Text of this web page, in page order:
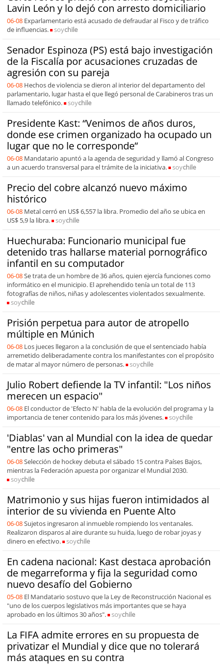
Lavin León y lo dejó con arresto domiciliario
06-08 Exparlamentario está acusado de defraudar al Fisco y de tráfico
de influencias.
soychile
Senador Espinoza (PS) está bajo investigación
de la Fiscalía por acusaciones cruzadas de
agresión con su pareja
06-08 Hechos de violencia se dieron al interior del departamento del
parlamentario, lugar hasta el que llegó personal de Carabineros tras un
llamado telefónico.
soychile
Presidente Kast: “Venimos de años duros,
donde ese crimen organizado ha ocupado un
lugar que no le corresponde”
06-08 Mandatario apuntó a la agenda de seguridad y llamó al Congreso
a un acuerdo transversal para el trámite de la iniciativa.
soychile
Precio del cobre alcanzó nuevo máximo
histórico
06-08 Metal cerró en US$ 6,557 la libra. Promedio del año se ubica en
US$ 5,9 la libra.
soychile
Huechuraba: Funcionario municipal fue
detenido tras hallarse material pornográfico
infantil en su computador
06-08Se trata de un hombre de 36 años, quien ejercía funciones como
informático en el municipio. El aprehendido tenía un total de 113
fotografías de niños, niñas y adolescentes violentados sexualmente.
soychile
Prisión perpetua para autor de atropello
múltiple en Múnich
06-08 Los jueces llegaron a la conclusión de que el sentenciado había
arremetido deliberadamente contra los manifestantes con el propósito
de matar al mayor número de personas.
soychile
Julio Robert defiende la TV infantil: "Los niños
merecen un espacio"
06-08 El conductor de 'Efecto N' habla de la evolución del programa y la
importancia de tener contenido para los más jóvenes.
soychile
'Diablas' van al Mundial con la idea de quedar
"entre las ocho primeras"
06-08Selección de hockey debuta el sábado 15 contra Países Bajos,
mientras la Federación apuesta por organizar el Mundial 2030.
soychile
Matrimonio y sus hijas fueron intimidados al
interior de su vivienda en Puente Alto
06-08Sujetos ingresaron al inmueble rompiendo los ventanales.
Realizaron disparos al aire durante su huida, luego de robar joyas y
dinero en efectivo.
soychile
En cadena nacional: Kast destaca aprobación
de megarreforma y fija la seguridad como
nuevo desafío del Gobierno
05-08 El Mandatario sostuvo que la Ley de Reconstrucción Nacional es
"uno de los cuerpos legislativos más importantes que se haya
aprobado en los últimos 30 años".
soychile
La FIFA admite errores en su propuesta de
privatizar el Mundial y dice que no tolerará
más ataques en su contra